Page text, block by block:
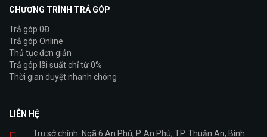
CHƯƠNG TRÌNH TRẢ GÓP
Trả góp 0Đ
Trả góp Online
Thủ tục đơn giản
Trả góp lãi suất chỉ từ 0%
Thời gian duyệt nhanh chóng
LIÊN HỆ
Trụ sở chính: Ngã 6 An Phú, P. An Phú, TP. Thuận An, Bình